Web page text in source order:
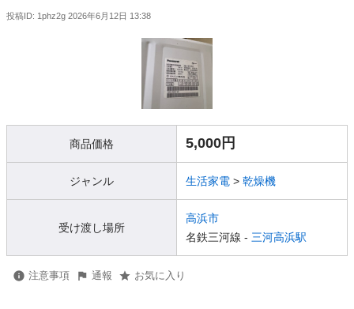
投稿ID: 1phz2g 2026年6月12日 13:38
商品価格 5,000円
ジャンル 生活家電 > 乾燥機
受け渡し場所
高浜市
名鉄三河線 - 三河高浜駅
注意事項 通報 お気に入り